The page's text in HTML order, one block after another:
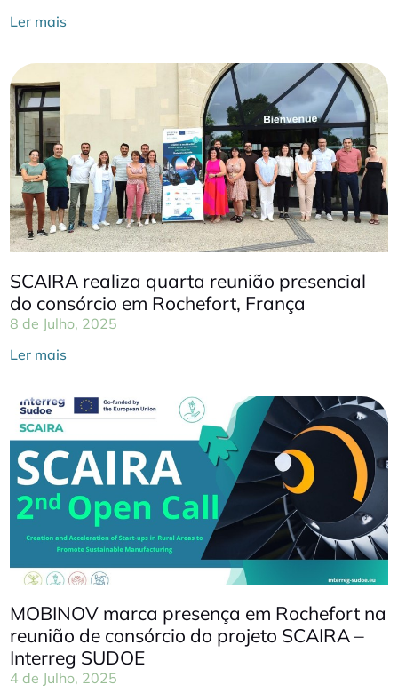
Ler mais
SCAIRA realiza quarta reunião presencial
do consórcio em Rochefort, França
8 de Julho, 2025
Ler mais
MOBINOV marca presença em Rochefort na
reunião de consórcio do projeto SCAIRA –
Interreg SUDOE
4 de Julho, 2025